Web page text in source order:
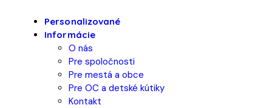
Personalizované
Informácie
O nás
Pre spoločnosti
Pre mestá a obce
Pre OC a detské kútiky
Kontakt